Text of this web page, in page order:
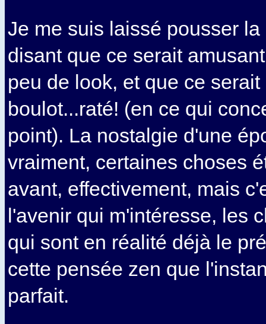
Je me suis laissé pousser
disant que ce serait
peu de look, et que ce
boulot...raté! (en ce qui
point). La nostalgie d'une
vraiment, certaines choses
avant, effectivement, mais
l'avenir qui m'intéresse, les
qui sont en réalité déjà le
cette pensée zen que
parfait.